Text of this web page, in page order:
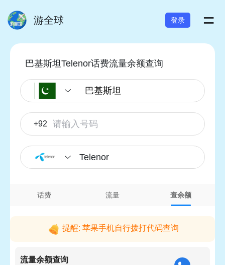
游全球 登录 =
巴基斯坦Telenor话费流量余额查询
+92
Telenor
话费 流量 查余额
提醒: 苹果手机自行拨打代码查询
流量余额查询